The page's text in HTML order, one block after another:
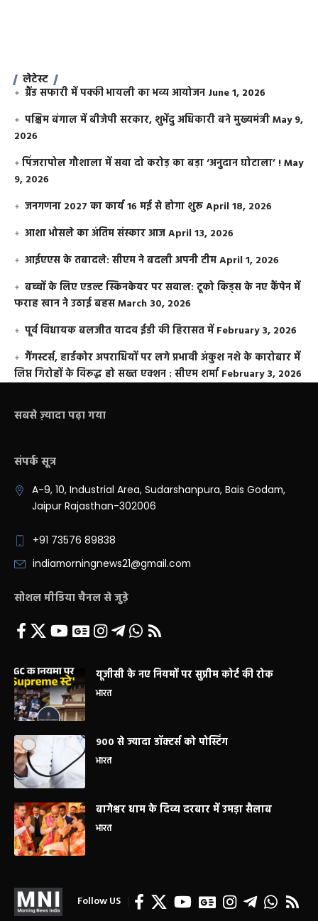
लेटेस्ट
ग्रैंड सफारी में पक्की भायली का भव्य आयोजन June 1, 2026
पश्चिम बंगाल में बीजेपी सरकार, शुभेंदु अधिकारी बने मुख्यमंत्रीMay 9,
2026
​पिंजरापोल गौशाला में सवा दो करोड़ का बड़ा ‘अनुदान घोटाला’ !May
9, 2026
जनगणना 2027 का कार्य 16 मई से होगा शुरूApril 18, 2026
आशा भोसले का अंतिम संस्कार आजApril 13, 2026
आईएएस के तबादले: सीएम ने बदली अपनी टीमApril 1, 2026
बच्चों के लिए एडल्ट स्किनकेयर पर सवाल: टूको किड्स के नए कैंपेन में
फराह खान ने उठाई बहसMarch 30, 2026
पूर्व विधायक बलजीत यादव ईडी की हिरासत में February 3, 2026
गैंगस्टर्स, हार्डकोर अपराधियों पर लगे प्रभावी अंकुश नशे के कारोबार में
लिप्त गिरोहों के विरूद्ध हो सख्त एक्शन : सीएम शर्मा February 3, 2026
सबसे ज़्यादा पढ़ा गया
संपर्क सूत्र
A-9, 10, Industrial Area, Sudarshanpura, Bais Godam,
Jaipur Rajasthan-302006
+91 73576 89838
indiamorningnews21@gmail.com
सोशल मीडिया चैनल से जुड़े
यूजीसी के नए नियमों पर सुप्रीम कोर्ट की रोक
भारत
900 से ज्यादा डॉक्टर्स को पोस्टिंग
भारत
बागेश्वर धाम के दिव्य दरबार में उमड़ा सैलाब
भारत
Follow US